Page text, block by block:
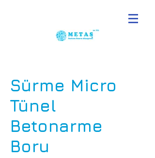
Sürme Micro
Tünel
Betonarme
Boru